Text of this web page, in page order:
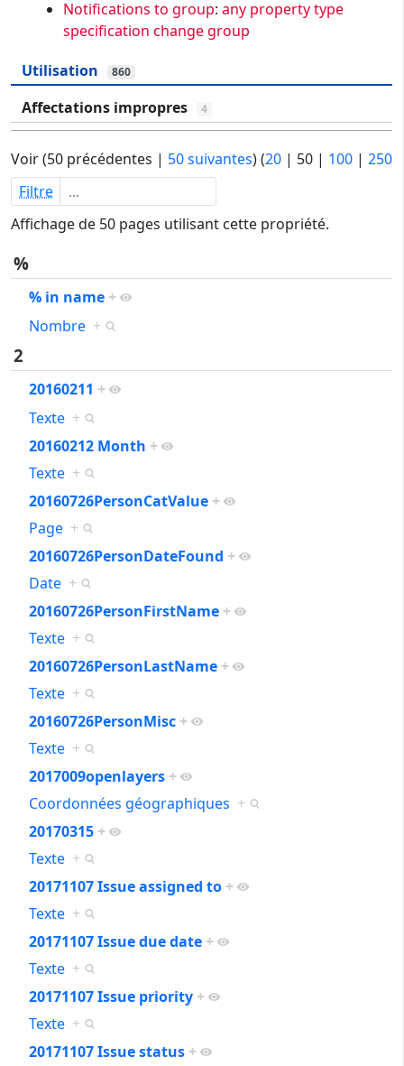
Notifications to group: any property type
specification change group
Utilisation
860
Affectations impropres 4
Voir (50 précédentes | 50 suivantes) (20 | 50 | 100 | 250
Filtre
Affichage de 50 pages utilisant cette propriété.
%
% in name +
Nombre +
2
20160211 +
Texte +
20160212 Month +
Texte +
20160726PersonCatValue +
Page +
20160726PersonDateFound +
Date +
20160726PersonFirstName +
Texte +
20160726PersonLastName +
Texte +
20160726PersonMisc +
Texte +
2017009openlayers +
Coordonnées géographiques +
20170315 +
Texte +
20171107 Issue assigned to +
Texte +
20171107 Issue due date +
Texte +
20171107 Issue priority +
Texte +
20171107 Issue status +